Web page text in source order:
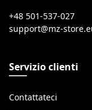
+48 501-537-027
Servizio clienti
Contattateci